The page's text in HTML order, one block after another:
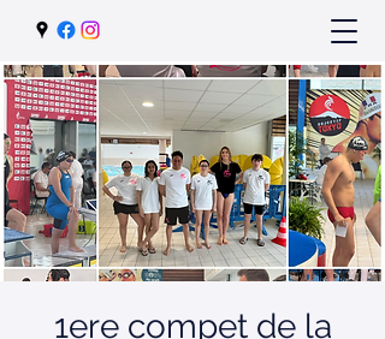
1ere compet de la